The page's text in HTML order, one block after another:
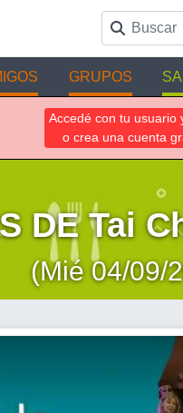
GRUPOS
Accedé con tu usuario
o crea una cuenta
DE Tai
(Mié 04/09/